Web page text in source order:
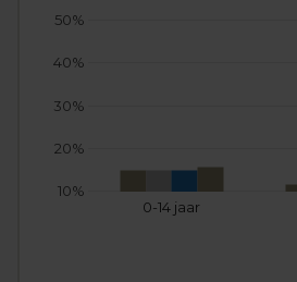
0-14 jaar
10%
20%
30%
40%
50%